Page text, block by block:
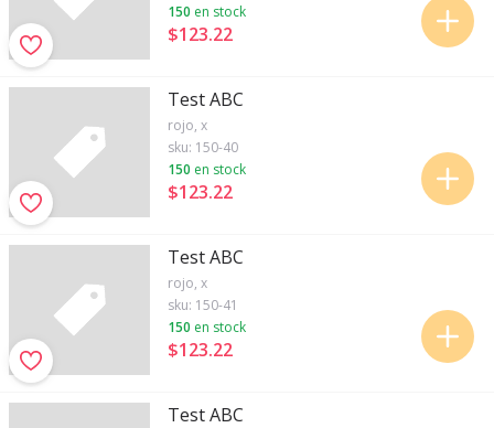
150 en stock
$123.22
Test ABC
rojo, x
sku: 150-40
150 en stock
$123.22
Test ABC
rojo, x
sku: 150-41
150 en stock
$123.22
Test ABC